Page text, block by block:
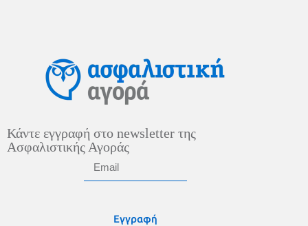
Κάντε εγγραφή στο newsletter της
Ασφαλιστικής Αγοράς
Εγγραφή